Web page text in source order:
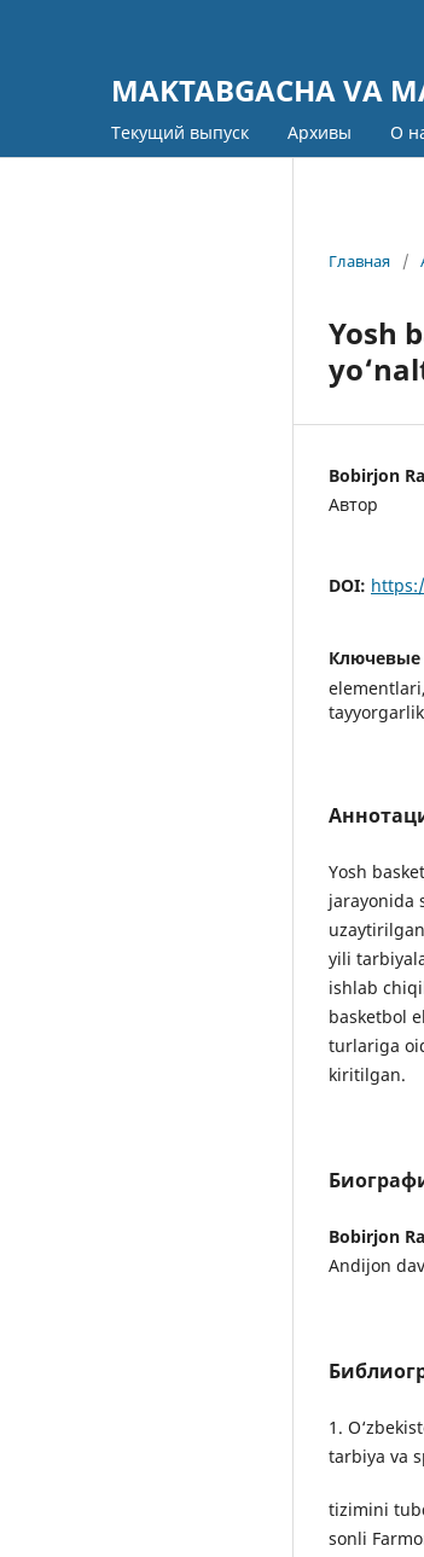
MAKTABGACHA VA
Текущий выпуск Архивы О
Главная /
Yosh
Bobirjon
Автор
DOI:
Ключевые
Yosh
jarayonida
yili
ishlab
basketbol
turlariga
kiritilgan.
Bobirjon
Andijon
1.
tarbiya va
tizimini
sonli